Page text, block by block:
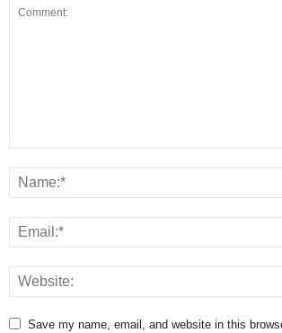
Save my name, email, and website in this